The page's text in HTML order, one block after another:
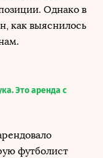
Однако в
как выяснилось
Это аренда с
футболист